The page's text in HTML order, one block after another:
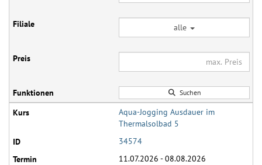
alle
Suchen
Aqua-Jogging Ausdauer im
Thermalsolbad 5
34574
11.07.2026 - 08.08.2026